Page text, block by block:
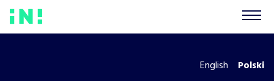
English Polski